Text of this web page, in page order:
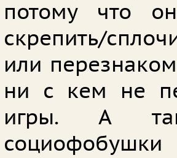
потому что
скрепить/
или
ни с кем не
игры. А